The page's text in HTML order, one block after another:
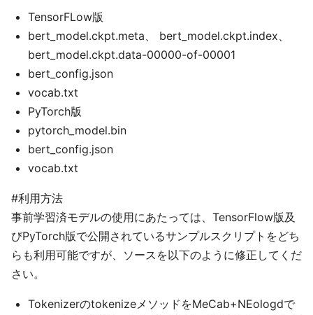
TensorFLow版
bert_model.ckpt.meta、 bert_model.ckpt.index、
bert_model.ckpt.data-00000-of-00001
bert_config.json
vocab.txt
PyTorch版
pytorch_model.bin
bert_config.json
vocab.txt
#利用方法
事前学習済モデルの使用にあたっては、TensorFlow版及
びPyTorch版で公開されているサンプルスクリプトをどち
らも利用可能ですが、ソースを以下のように修正してくだ
さい。
TokenizerのtokenizeメソッドをMeCab+NEologdで